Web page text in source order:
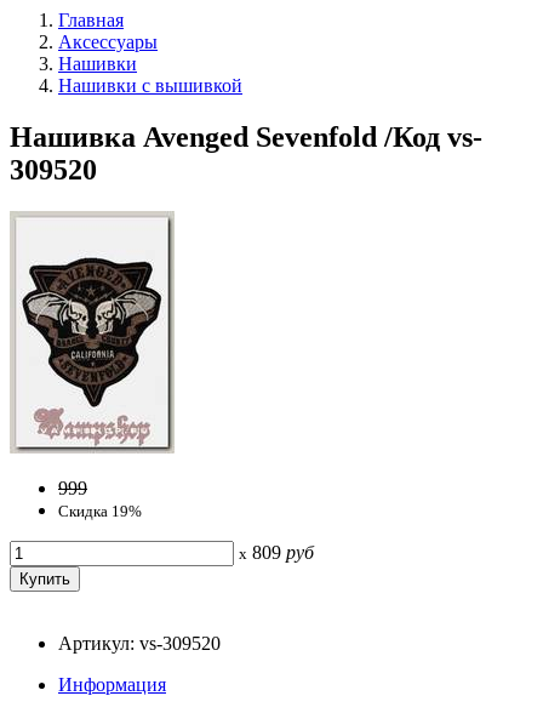
Главная
Аксессуары
Нашивки
Нашивки с вышивкой
Нашивка Avenged Sevenfold /Код vs-
309520
999
Скидка 19%
x 809 руб
Артикул: vs-309520
Информация